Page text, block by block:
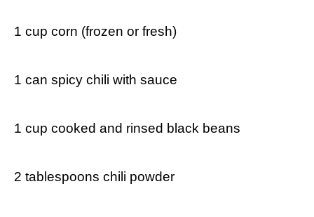
⁢1 cup corn (frozen or fresh)
1 can spicy ‍chili with sauce
1 cup cooked and ​rinsed black beans
2 tablespoons chili‌ powder